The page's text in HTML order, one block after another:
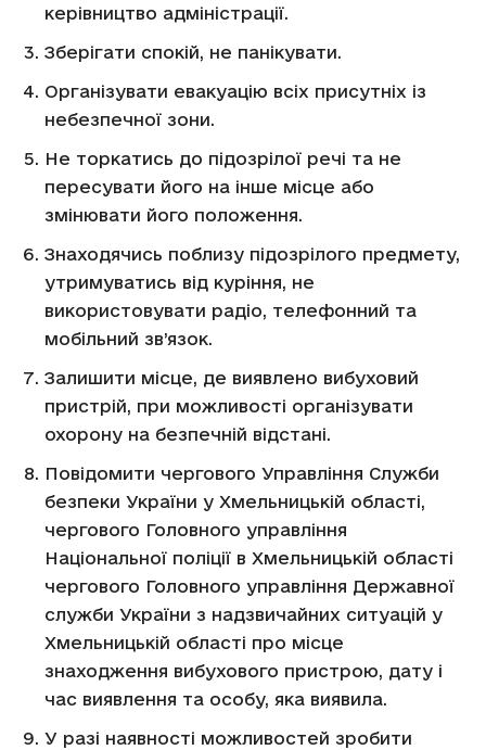
керівництво адміністрації.
Зберігати спокій, не панікувати.
Організувати евакуацію всіх присутніх із
небезпечної зони.
Не торкатись до підозрілої речі та не
пересувати його на інше місце або
змінювати його положення.
Знаходячись поблизу підозрілого предмету,
утримуватись від куріння, не
використовувати радіо, телефонний та
мобільний зв’язок.
Залишити місце, де виявлено вибуховий
пристрій, при можливості організувати
охорону на безпечній відстані.
Повідомити чергового Управління Служби
безпеки України у Хмельницькій області,
чергового Головного управління
Національної поліції в Хмельницькій області
чергового Головного управління Державної
служби України з надзвичайних ситуацій у
Хмельницькій області про місце
знаходження вибухового пристрою, дату і
час виявлення та особу, яка виявила.
У разі наявності можливостей зробити